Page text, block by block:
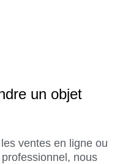
un objet
ventes en ligne ou
nous